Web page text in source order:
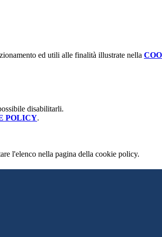
ed utili alle finalità illustrate nella
disabilitarli.
POLICY.
l'elenco nella pagina della cookie policy.